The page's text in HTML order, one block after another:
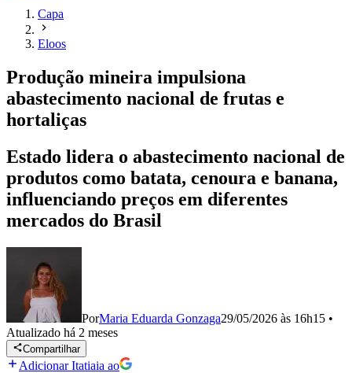
Capa
Eloos
Produção mineira impulsiona
abastecimento nacional de frutas e
hortaliças
Estado lidera o abastecimento nacional de
produtos como batata, cenoura e banana,
influenciando preços em diferentes
mercados do Brasil
PorMaria Eduarda Gonzaga29/05/2026 às 16h15 •
Atualizado há 2 meses
Compartilhar
Adicionar Itatiaia ao